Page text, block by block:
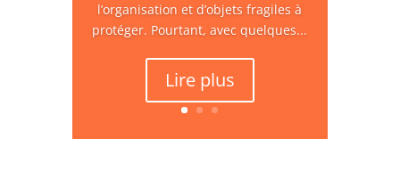
l’organisation et d’objets fragiles à
protéger. Pourtant, avec quelques...
Lire plus